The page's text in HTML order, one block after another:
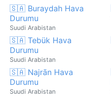
🇸🇦 Buraydah Hava
Durumu
Suudi Arabistan
🇸🇦 Tebük Hava
Durumu
Suudi Arabistan
🇸🇦 Najrān Hava
Durumu
Suudi Arabistan